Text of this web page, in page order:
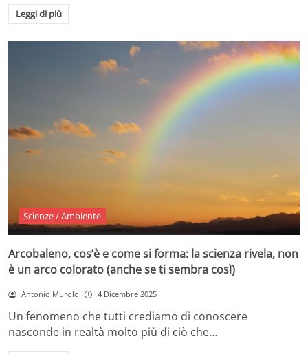
Leggi di più
Scienze / Ambiente
Arcobaleno, cos’è e come si forma: la scienza rivela, non
è un arco colorato (anche se ti sembra così)
Antonio Murolo 4 Dicembre 2025
Un fenomeno che tutti crediamo di conoscere
nasconde in realtà molto più di ciò che…